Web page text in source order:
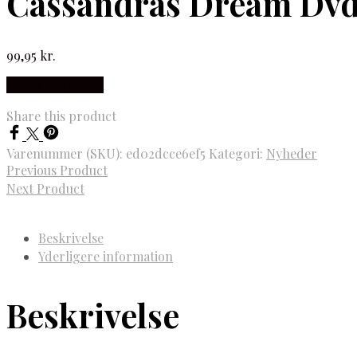
99,95 kr.
Share this product
Varenummer (SKU): ed02dcce6ef5 Kategori: Nyheder
Previous Product
Next Product
Beskrivelse
Yderligere information
Beskrivelse